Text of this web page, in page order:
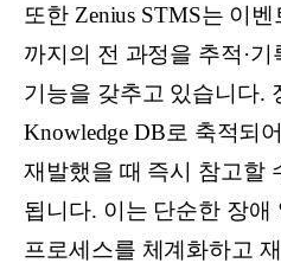
또한 Zenius STMS는 이
까지의 전 과정을 추적·
기능을 갖추고 있습니다.
Knowledge DB로 축적되
재발했을 때 즉시 참고할
됩니다. 이는 단순한 장애
프로세스를 체계화하고